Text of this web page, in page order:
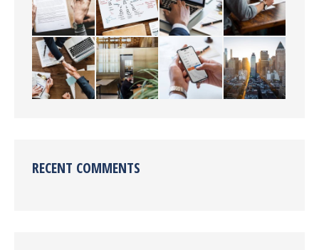
RECENT COMMENTS